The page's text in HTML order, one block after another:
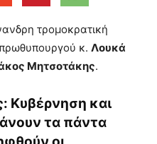
τρομοκρατική
κ. Λουκά
Μητσοτάκης.
Κυβέρνηση και
τα πάντα